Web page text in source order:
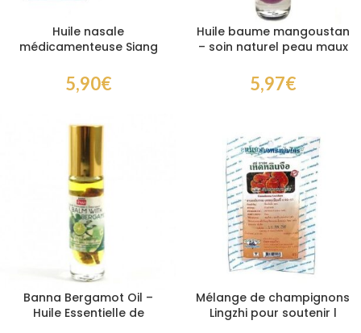
Huile nasale
médicamenteuse Siang
5,90€
Huile baume mangoustan
– soin naturel peau maux
5,97€
Banna Bergamot Oil –
Huile Essentielle de
Mélange de champignons
Lingzhi pour soutenir l